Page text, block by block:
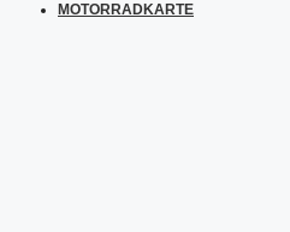
MOTORRADKARTE